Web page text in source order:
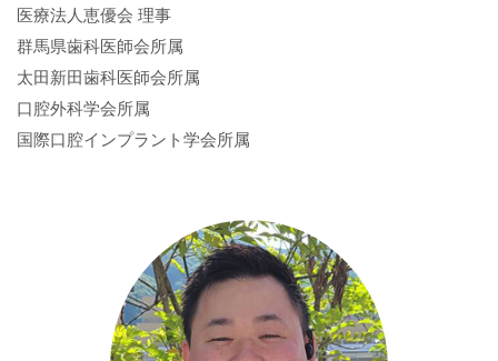
医療法人恵優会 理事
群馬県歯科医師会所属
太田新田歯科医師会所属
口腔外科学会所属
国際口腔インプラント学会所属